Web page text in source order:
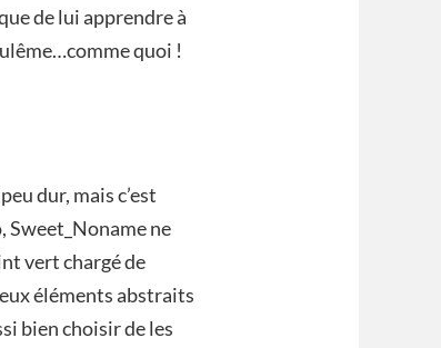
de lui apprendre à
quoi !
dur, mais c’est
Sweet_Noname ne
vert chargé de
éléments abstraits
bien choisir de les